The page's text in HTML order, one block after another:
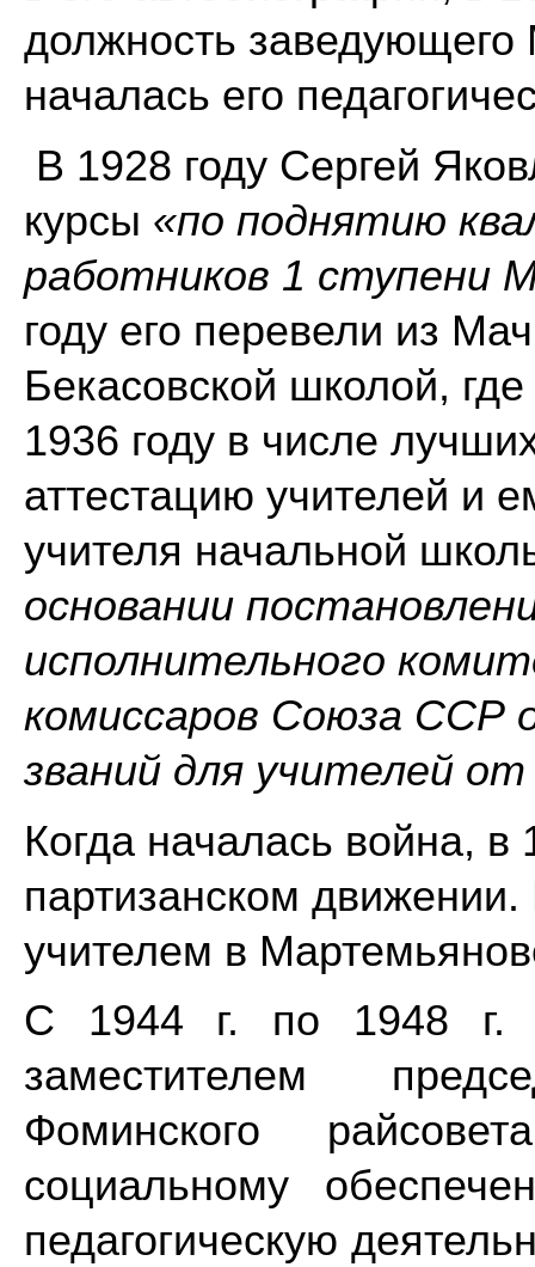
должность
началась его
В 1928 году Сергей
курсы «по поднятию
работников 1 ступени
году его перевели из
Бекасовской школой,
1936 году в числе
аттестацию учителей и
учителя начальной
основании
исполнительного
комиссаров Союза ССР
званий для учителей
Когда началась война, в
партизанском
учителем в
С 1944 г. по 1948 г.
заместителем
Фоминского
социальному
педагогическую